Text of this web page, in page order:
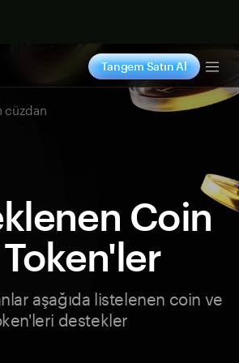
Tangem Satın Al
cüzdan
Coin
aşağıda listelenen coin ve
destekler